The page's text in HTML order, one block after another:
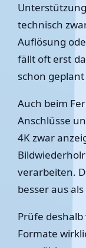
technisch
Auflösung
fällt oft erst
schon
Auch beim
Anschlüsse
4K zwar
verarbeiten.
besser aus
Prüfe
Formate